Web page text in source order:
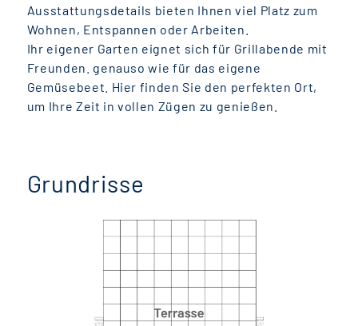
Ausstattungsdetails bieten Ihnen viel Platz zum
Wohnen, Entspannen oder Arbeiten.
Ihr eigener Garten eignet sich für Grillabende mit
Freunden. genauso wie für das eigene
Gemüsebeet. Hier finden Sie den perfekten Ort,
um Ihre Zeit in vollen Zügen zu genießen.
Grundrisse